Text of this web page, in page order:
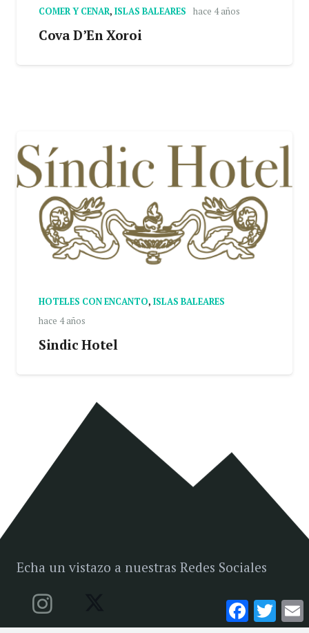
COMER Y CENAR, ISLAS BALEARES hace 4 años
Cova D’En Xoroi
HOTELES CON ENCANTO, ISLAS BALEARES
hace 4 años
Sindic Hotel
Echa un vistazo a nuestras Redes Sociales
Facebook